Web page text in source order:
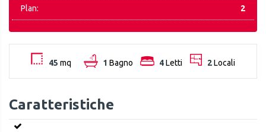
Plan: 2
45 mq 1 Bagno 4Letti 2Locali
Caratteristiche